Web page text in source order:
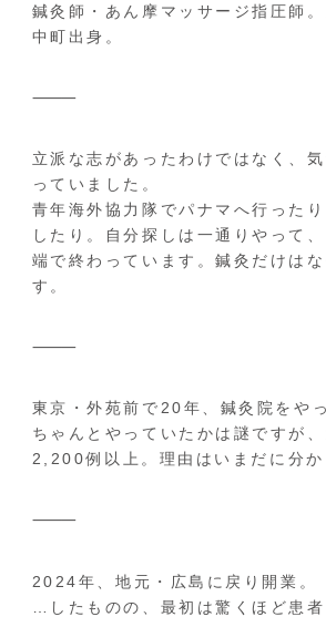
鍼灸師・あん摩マッサージ指圧師
中町出身。
⸻
立派な志があったわけではなく、
っていました。
青年海外協力隊でパナマへ行った
したり。自分探しは一通りやって
端で終わっています。鍼灸だけは
す。
⸻
東京・外苑前で20年、鍼灸院をや
ちゃんとやっていたかは謎ですが
2,200例以上。理由はいまだに分か
⸻
2024年、地元・広島に戻り開業。
…したものの、最初は驚くほど患